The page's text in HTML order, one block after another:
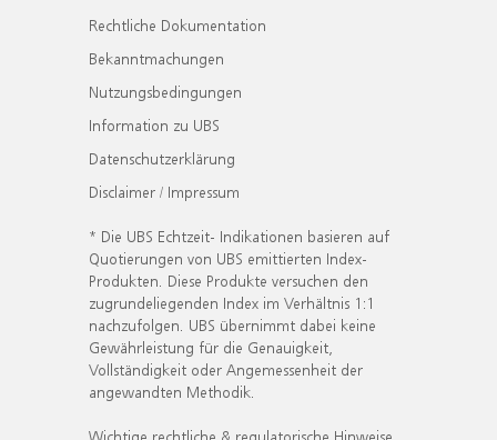
Rechtliche Dokumentation
Bekanntmachungen
Nutzungsbedingungen
Information zu UBS
Datenschutzerklärung
Disclaimer / Impressum
* Die UBS Echtzeit- Indikationen basieren auf
Quotierungen von UBS emittierten Index-
Produkten. Diese Produkte versuchen den
zugrundeliegenden Index im Verhältnis 1:1
nachzufolgen. UBS übernimmt dabei keine
Gewährleistung für die Genauigkeit,
Vollständigkeit oder Angemessenheit der
angewandten Methodik.